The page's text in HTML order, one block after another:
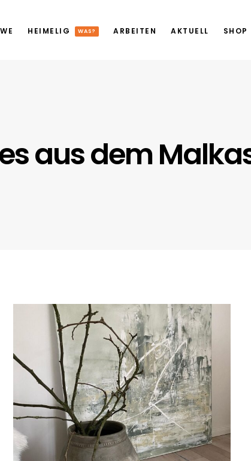
HEIMELIG WAS? ARBEITEN AKTUELL SHOP
aus dem